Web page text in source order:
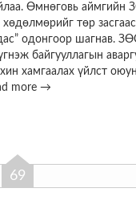
Өмнөговь аймгийн
төр
одонгоор шагнав.
байгууллагын
хамгаалах үйлст
more →
69